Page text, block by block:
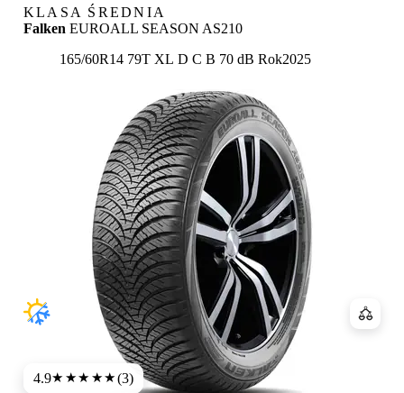
KLASA ŚREDNIA
Falken EUROALL SEASON AS210
165/60R14 79T XL Etykieta:
D C B 70 dB Rok2025
4.9★★★★★(3)